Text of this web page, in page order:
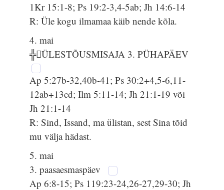
1Kr 15:1-8; Ps 19:2-3,4-5ab; Jh 14:6-14
R: Üle kogu ilmamaa käib nende kõla.
4. mai
╬ÜLESTÕUSMISAJA 3. PÜHAPÄEV
Ap 5:27b-32,40b-41; Ps 30:2+4,5-6,11-
12ab+13cd; Ilm 5:11-14; Jh 21:1-19 või
Jh 21:1-14
R: Sind, Issand, ma ülistan, sest Sina tõid
mu välja hädast.
5. mai
3. paasaesmaspäev
Ap 6:8-15; Ps 119:23-24,26-27,29-30; Jh